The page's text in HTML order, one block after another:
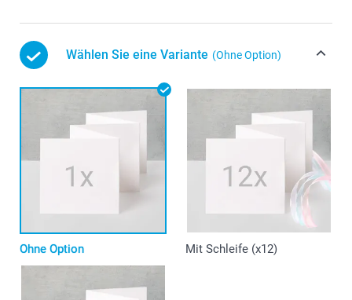
Wählen Sie eine Variante (Ohne Option)
Ohne Option Mit Schleife (x12)